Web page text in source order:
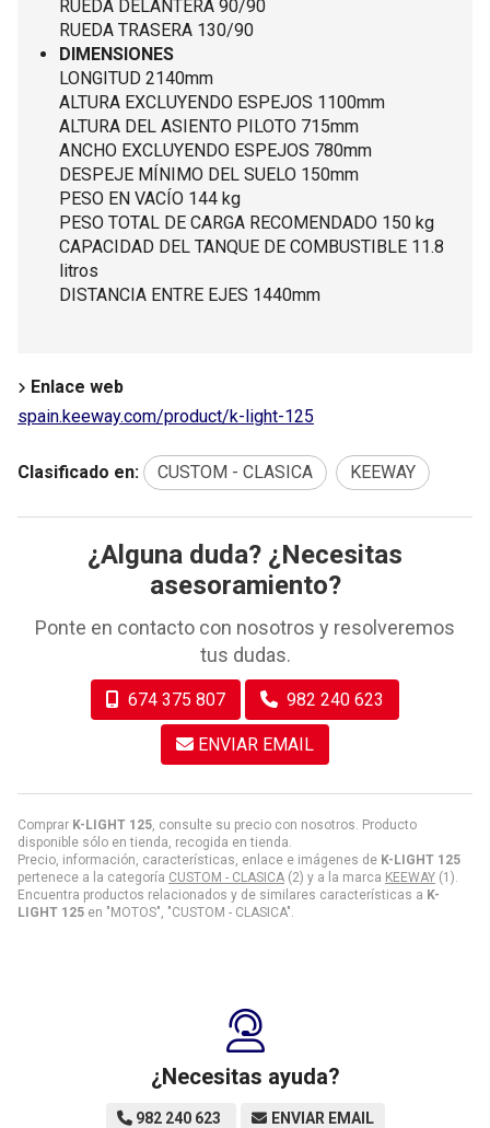
Comprar K-LIGHT 125, consulte su precio con nosotros. Producto
disponible sólo en tienda, recogida en tienda.
Precio, información, características, enlace e imágenes de K-LIGHT 125
pertenece a la categoría CUSTOM - CLASICA (2) y a la marca KEEWAY (1).
Encuentra productos relacionados y de similares características a K-
LIGHT 125 en "MOTOS", "CUSTOM - CLASICA".
RUEDA DELANTERA 90/90
RUEDA TRASERA 130/90
DIMENSIONES
LONGITUD 2140mm
ALTURA EXCLUYENDO ESPEJOS 1100mm
ALTURA DEL ASIENTO PILOTO 715mm
ANCHO EXCLUYENDO ESPEJOS 780mm
DESPEJE MÍNIMO DEL SUELO 150mm
PESO EN VACÍO 144 kg
PESO TOTAL DE CARGA RECOMENDADO 150 kg
CAPACIDAD DEL TANQUE DE COMBUSTIBLE 11.8
litros
DISTANCIA ENTRE EJES 1440mm
Enlace web
spain.keeway.com/product/k-light-125
Clasificado en: CUSTOM - CLASICA KEEWAY
¿Alguna duda? ¿Necesitas
asesoramiento?
Ponte en contacto con nosotros y resolveremos
tus dudas.
674 375 807 982 240 623
ENVIAR EMAIL
¿Necesitas ayuda?
982 240 623 ENVIAR EMAIL